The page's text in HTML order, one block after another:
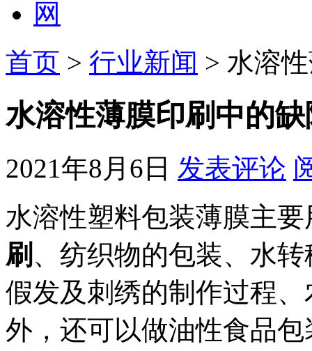
首页 > 行业新闻 > 水溶
水溶性薄膜印刷中的
2021年8月6日 发表评论
水溶性塑料包装薄膜主
刷 、纺织物的包装、水
假发及刺绣的制作过程
外，还可以做油性食品